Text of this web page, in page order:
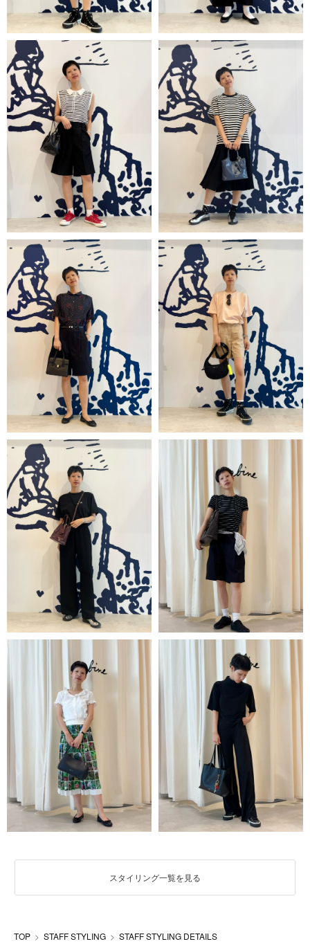
スタイリング一覧を見る
TOP STAFF STYLING STAFF STYLING DETAILS